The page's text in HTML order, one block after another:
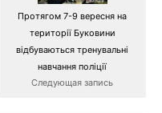
Протягом 7-9 вересня на
території Буковини
відбуваються тренувальні
навчання поліції
Следующая запись